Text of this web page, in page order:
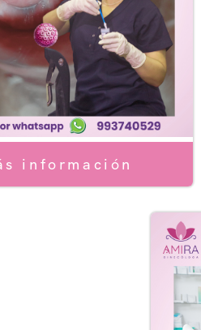
de
de
información